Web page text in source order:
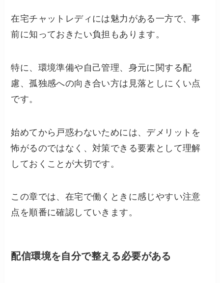
在宅チャットレディには魅力がある一方で、事
前に知っておきたい負担もあります。
特に、環境準備や自己管理、身元に関する配
慮、孤独感への向き合い方は見落としにくい点
です。
始めてから戸惑わないためには、デメリットを
怖がるのではなく、対策できる要素として理解
しておくことが大切です。
この章では、在宅で働くときに感じやすい注意
点を順番に確認していきます。
配信環境を自分で整える必要がある